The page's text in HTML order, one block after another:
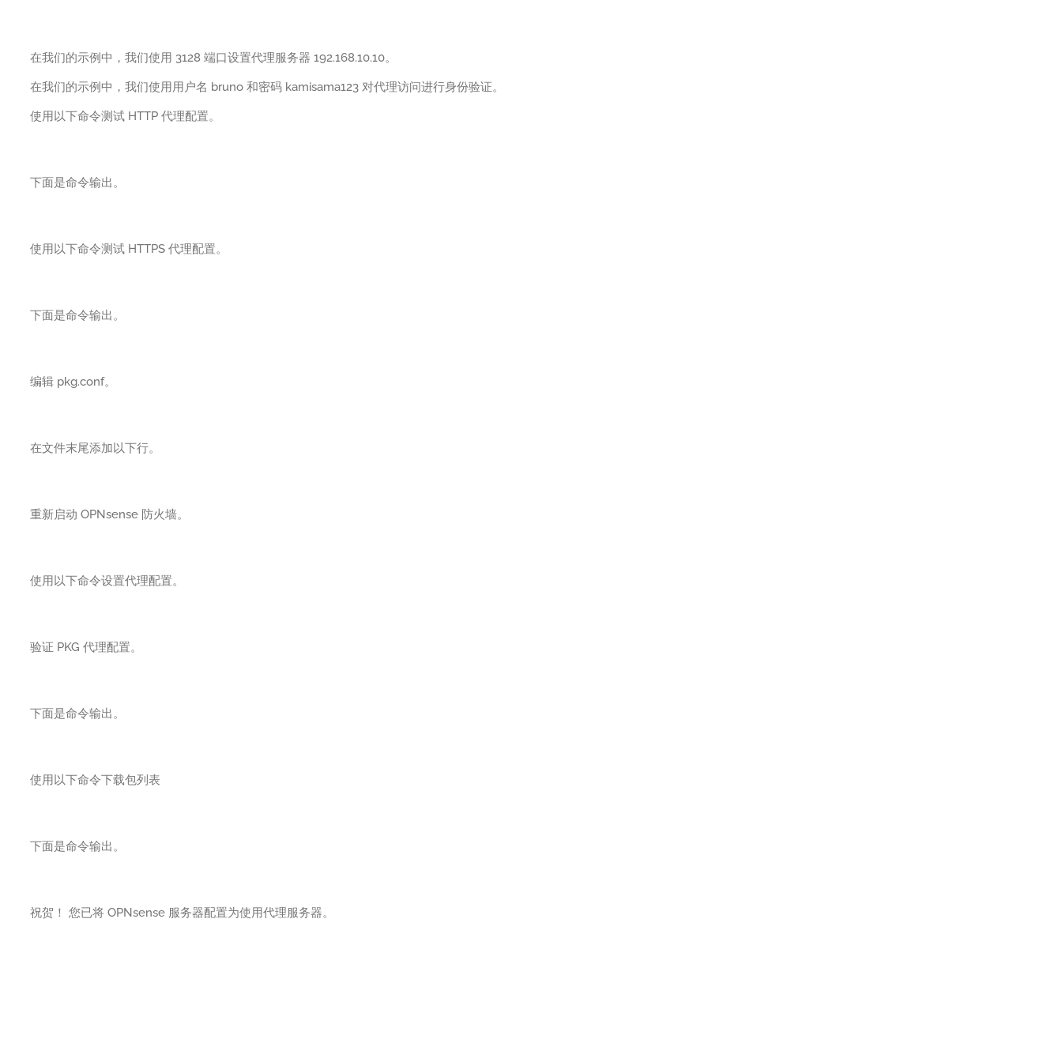
在我们的示例中，我们使用 3128 端口设置代理服务器 192.168.10.10。
在我们的示例中，我们使用用户名 bruno 和密码 kamisama123 对代理访问进行身份验证。
使用以下命令测试 HTTP 代理配置。
下面是命令输出。
使用以下命令测试 HTTPS 代理配置。
下面是命令输出。
编辑 pkg.conf。
在文件末尾添加以下行。
重新启动 OPNsense 防火墙。
使用以下命令设置代理配置。
验证 PKG 代理配置。
下面是命令输出。
使用以下命令下载包列表
下面是命令输出。
祝贺！ 您已将 OPNsense 服务器配置为使用代理服务器。